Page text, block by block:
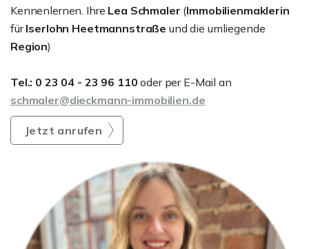
Kennenlernen. Ihre Lea Schmaler (Immobilienmaklerin
fürIserlohn Heetmannstraße und die umliegende
Region)
Tel.: 0 23 04 - 23 96 110oder per E-Mail an
schmaler@dieckmann-immobilien.de
Jetzt anrufen